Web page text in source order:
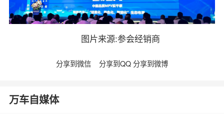
图片来源:参会经销商
分享到微信 分享到QQ 分享到微博
万车自媒体